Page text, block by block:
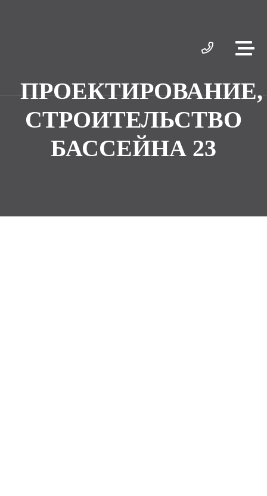
ПРОЕКТИРОВАНИЕ,
СТРОИТЕЛЬСТВО
БАССЕЙНА 23